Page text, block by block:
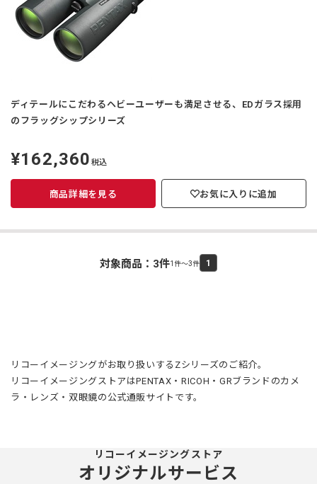
ディテールにこだわるヘビーユーザーも満足させる、EDガラス採用
のフラッグシップシリーズ
定
価
¥162,360 税込
商品詳細を見る お気に入りに追加
対象商品： 3件1件～3件 1
リコーイメージングがお取り扱いするZシリーズのご紹介。
リコーイメージングストアはPENTAX・RICOH・GRブランドのカメ
ラ・レンズ・双眼鏡の公式通販サイトです。
リコーイメージングストア
オリジナルサービス